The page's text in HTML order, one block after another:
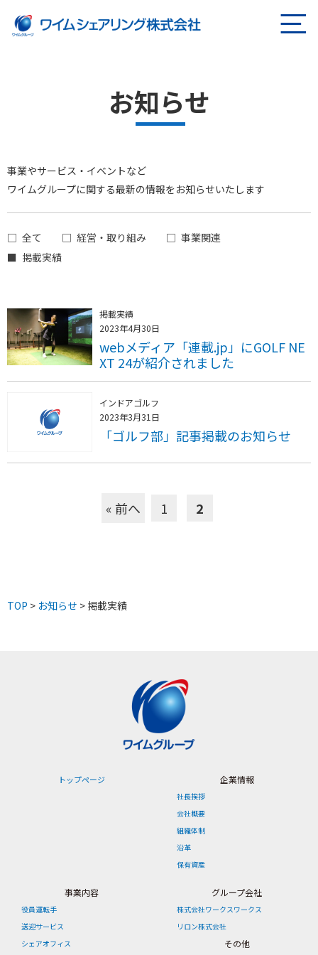
お知らせ
事業やサービス・イベントなど
ワイムグループに関する最新の情報をお知らせいたします
全て 経営・取り組み
事業関連
掲載実績
掲載実績
2023年4月30日
webメディア「連載.jp」にGOLF NE
XT 24が紹介されました
インドアゴルフ
2023年3月31日
「ゴルフ部」記事掲載のお知らせ
« 前へ 1 2
TOP > お知らせ > 掲載実績
トップページ 企業情報
社長挨拶
会社概要
組織体制
沿革
保有資産
事業内容
役員運転手
送迎サービス
シェアオフィス
グループ会社
株式会社ワークスワークス
リロン株式会社
その他